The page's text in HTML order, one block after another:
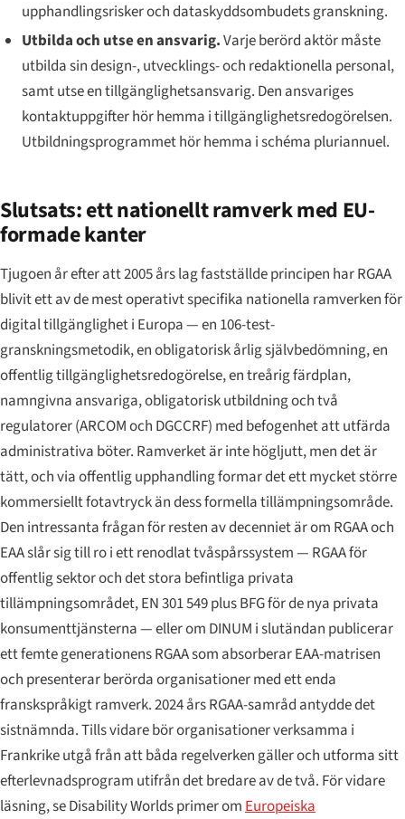
upphandlingsrisker och dataskyddsombudets granskning.
Utbilda och utse en ansvarig.Varje berörd aktör måste
utbilda sin design-, utvecklings- och redaktionella personal,
samt utse en tillgänglighetsansvarig. Den ansvariges
kontaktuppgifter hör hemma i tillgänglighetsredogörelsen.
Utbildningsprogrammet hör hemma ischéma pluriannuel.
Slutsats: ett nationellt ramverk med EU-
formade kanter
Tjugoen år efter att 2005 års lag fastställde principen har RGAA
blivit ett av de mest operativt specifika nationella ramverken för
digital tillgänglighet i Europa — en 106-test-
granskningsmetodik, en obligatorisk årlig självbedömning, en
offentlig tillgänglighetsredogörelse, en treårig färdplan,
namngivna ansvariga, obligatorisk utbildning och två
regulatorer (ARCOM och DGCCRF) med befogenhet att utfärda
administrativa böter. Ramverket är inte högljutt, men det är
tätt, och via offentlig upphandling formar det ett mycket större
kommersiellt fotavtryck än dess formella tillämpningsområde.
Den intressanta frågan för resten av decenniet är om RGAA och
EAA slår sig till ro i ett renodlat tvåspårssystem — RGAA för
offentlig sektor och det stora befintliga privata
tillämpningsområdet, EN 301 549 plus BFG för de nya privata
konsumenttjänsterna — eller om DINUM i slutändan publicerar
ett femte generationens RGAA som absorberar EAA-matrisen
och presenterar berörda organisationer med ett enda
franskspråkigt ramverk. 2024 års RGAA-samråd antydde det
sistnämnda. Tills vidare bör organisationer verksamma i
Frankrike utgå från att båda regelverken gäller och utforma sitt
efterlevnadsprogram utifrån det bredare av de två. För vidare
läsning, se Disability Worlds primer omEuropeiska